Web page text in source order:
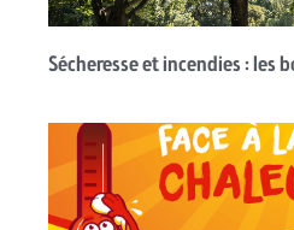
Sécheresse et incendies : les